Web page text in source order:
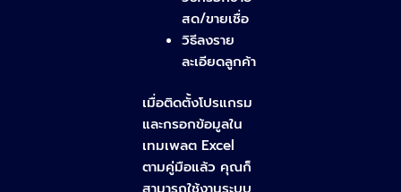
สด/ขายเชื่อ
วิธีลงราย
ละเอียดลูกค้า
เมื่อติดตั้งโปรแกรม
และกรอกข้อมูลใน
เทมเพลต Excel
ตามคู่มือแล้ว คุณก็